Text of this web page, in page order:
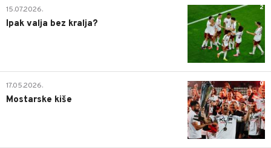
2
15.07.2026.
Ipak valja bez kralja?
0
17.05.2026.
Mostarske kiše